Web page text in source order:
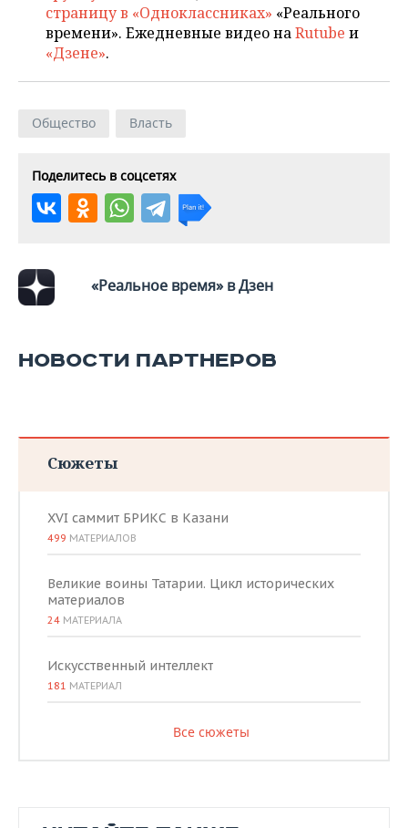
страницу в «Одноклассниках» «Реального
времени». Ежедневные видео наRutube и
«Дзене».
Общество Власть
Поделитесь в соцсетях
«Реальное время» в Дзен
НОВОСТИ ПАРТНЕРОВ
Сюжеты
XVI саммит БРИКС в Казани
499 МАТЕРИАЛОВ
Великие воины Татарии. Цикл исторических
материалов
24 МАТЕРИАЛА
Искусственный интеллект
181 МАТЕРИАЛ
Все сюжеты